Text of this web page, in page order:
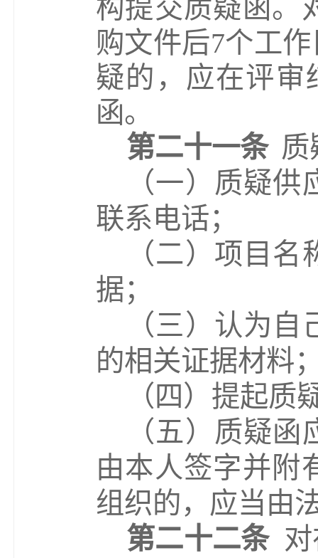
构提交质疑函。
购文件后7个工
疑的，应在评审
函。
第二十一条 质
（一） 质疑供
联系电话；
（二） 项目名
据；
（三） 认为自
的相关证据材料
（ 四 ） 提起质
（五） 质疑函
由本人签字并附
组织的，应当由
第二十二条